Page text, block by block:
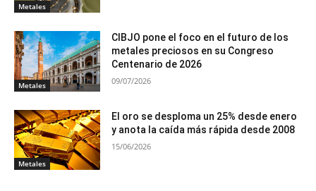
Metales
Metales
CIBJO pone el foco en el futuro de los
metales preciosos en su Congreso
Centenario de 2026
09/07/2026
Metales
El oro se desploma un 25% desde enero
y anota la caída más rápida desde 2008
15/06/2026